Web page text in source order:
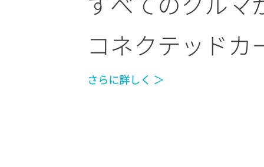
さらに詳しく ＞
コネクテッドカ